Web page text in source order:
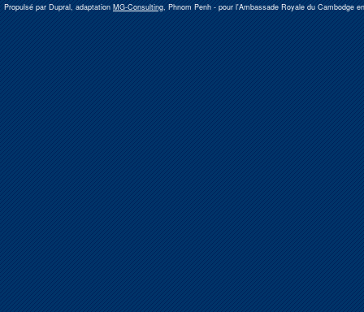
Propulsé par Dupral, adaptation MG-Consulting, Phnom Penh - pour l'Ambassade Royale du Cambodge